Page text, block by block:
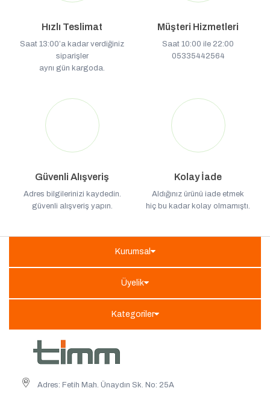
Hızlı Teslimat
Saat 13:00’a kadar verdiğiniz
siparişler
aynı gün kargoda.
Müşteri Hizmetleri
Saat 10:00 ile 22:00
05335442564
Güvenli Alışveriş
Adres bilgilerinizi kaydedin.
güvenli alışveriş yapın.
Kolay İade
Aldığınız ürünü iade etmek
hiç bu kadar kolay olmamıştı.
Kurumsal
Üyelik
Kategoriler
Adres: Fetih Mah. Ünaydın Sk. No: 25A